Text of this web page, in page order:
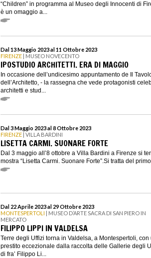
“Children” in programma al Museo degli Innocenti di
è un omaggio a...
Dal 13 Maggio 2023 al 11 Ottobre 2023
FIRENZE | MUSEO NOVECENTO
IPOSTUDIO ARCHITETTI. ERA DI MAGGIO
In occasione dell’undicesimo appuntamento de Il
dell’Architetto, - la rassegna che vede protagonisti
architetti e stud...
Dal 3 Maggio 2023 al 8 Ottobre 2023
FIRENZE | VILLA BARDINI
LISETTA CARMI. SUONARE FORTE
Dal 3 maggio all’8 ottobre a Villa Bardini a Firenze si
mostra “Lisetta Carmi. Suonare Forte”.Si tratta del primo
Dal 22 Aprile 2023 al 29 Ottobre 2023
MONTESPERTOLI | MUSEO D’ARTE SACRA DI SAN PIERO IN
MERCATO
FILIPPO LIPPI IN VALDELSA
Terre degli Uffizi torna in Valdelsa, a Montespertoli, con
prestito eccezionale dalla raccolta delle Gallerie degli
di fra’ Filippo Li...